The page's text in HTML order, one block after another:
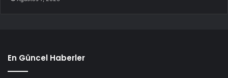
En Güncel Haberler